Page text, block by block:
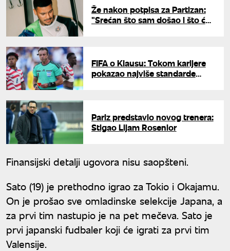
Že nakon potpisa za Partizan:
"Srećan što sam došao i što ću
FIFA o Klausu: Tokom karijere
pokazao najviše standarde
Pariz predstavio novog trenera:
Stigao Lijam Rosenior
Finansijski detalji ugovora nisu saopšteni.
Sato (19) je prethodno igrao za Tokio i Okajamu.
On je prošao sve omladinske selekcije Japana, a
za prvi tim nastupio je na pet mečeva. Sato je
prvi japanski fudbaler koji će igrati za prvi tim
Valensije.